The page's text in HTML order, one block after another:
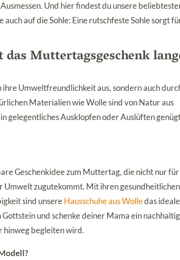
Und hier findest du unsere
auch auf die Sohle: Eine rutschfeste Sohle sorgt
Muttertagsgeschenk
Umweltfreundlichkeit aus, sondern auch
Materialien wie Wolle sind von Natur aus
gelegentliches Ausklopfen oder Auslüften
Geschenkidee zum Muttertag, die nicht nur
Umwelt zugutekommt. Mit ihren gesundheitlichen
sind unsereHausschuhe aus Wolledas ideale
und schenke deiner Mama ein
hinweg begleiten wird.